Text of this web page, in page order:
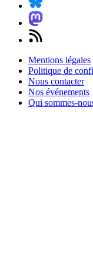
Mentions légales
Politique de
Nous contacter
Nos événements
Qui sommes-